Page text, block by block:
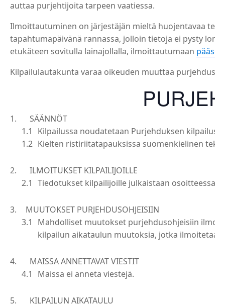
auttaa purjehtijoita tarpeen vaatiessa.
Ilmoittautuminen on järjestäjän mieltä huojentavaa
tapahtumapäivänä rannassa, jolloin tietoja ei pysty
etukäteen sovitulla lainajollalla, ilmoittautumaan pääset
Kilpailulautakunta varaa oikeuden muuttaa
SÄÄNNÖT
Kilpailussa noudatetaan Purjehduksen
Kielten ristiriitatapauksissa suomenkielinen
ILMOITUKSET KILPAILIJOILLE
Tiedotukset kilpailijoille julkaistaan osoitteessa
MUUTOKSET PURJEHDUSOHJEISIIN
Mahdolliset muutokset purjehdusohjeisiin
kilpailun aikataulun muutoksia, jotka
MAISSA ANNETTAVAT VIESTIT
Maissa ei anneta viestejä.
KILPAILUN AIKATAULU